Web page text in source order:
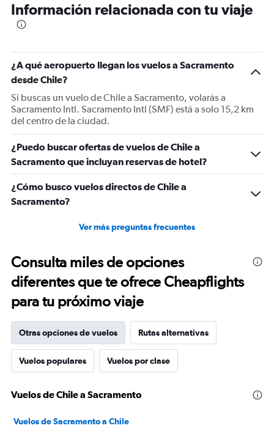
categories.
The
Y
axis
displaying
values.
Range:
0
1800.
Información relacionada con tu viaje
¿A qué aeropuerto llegan los vuelos a Sacramento
desde Chile?
Si buscas un vuelo de Chile a Sacramento, volarás a
Sacramento Intl. Sacramento Intl (SMF) está a solo 15,2 km
del centro de la ciudad.
¿Puedo buscar ofertas de vuelos de Chile a
Sacramento que incluyan reservas de hotel?
¿Cómo busco vuelos directos de Chile a
Sacramento?
Ver más preguntas frecuentes
Consulta miles de opciones
diferentes que te ofrece Cheapflights
para tu próximo viaje
Otras opciones de vuelos Rutas alternativas
Vuelos populares Vuelos por clase
Vuelos de Chile a Sacramento
Vuelos de Sacramento a Chile